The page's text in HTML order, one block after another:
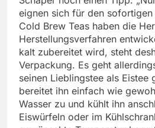
eignen sich für den sofortigen
Cold Brew Teas haben die
Herstellungsverfahren
kalt zubereitet wird, steht
Verpackung. Es geht
seinen Lieblingstee als Eistee
bereitet ihn einfach wie
Wasser zu und kühlt ihn
Eiswürfeln oder im